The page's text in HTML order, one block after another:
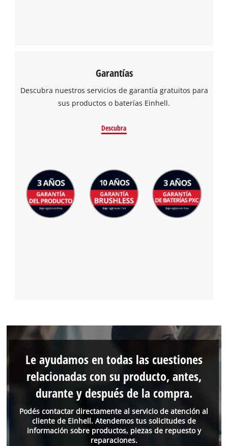
Garantías
Descubra nuestros servicios de garantía gratuitos para
sus productos o baterías Einhell.
Descubra
Podés contactar directamente al servicio de atención al
cliente de Einhell. Atendemos tus solicitudes de
información sobre productos, piezas de repuesto y
reparaciones.
Le ayudamos en todas las cuestiones
relacionadas con su producto, antes,
durante y después de la compra.